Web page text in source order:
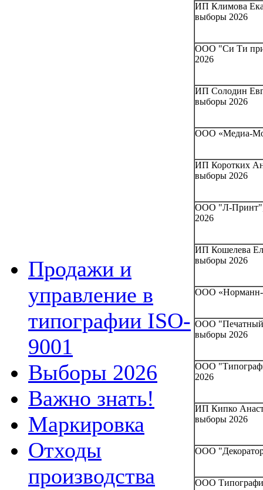
Продажи и
управление в
типографии ISO-
9001
Выборы 2026
Важно знать!
Маркировка
Отходы
производства
ИП Климова
выборы 2026
ООО "Си Ти
2026
ИП Солодин
выборы 2026
ООО «Медиа-
ИП Коротких
выборы 2026
ООО "Л-Принт",
2026
ИП Кошелева
выборы 2026
ООО «Норманн-
ООО "Печатный
выборы 2026
ООО
2026
ИП Кипко
выборы 2026
ООО
ООО